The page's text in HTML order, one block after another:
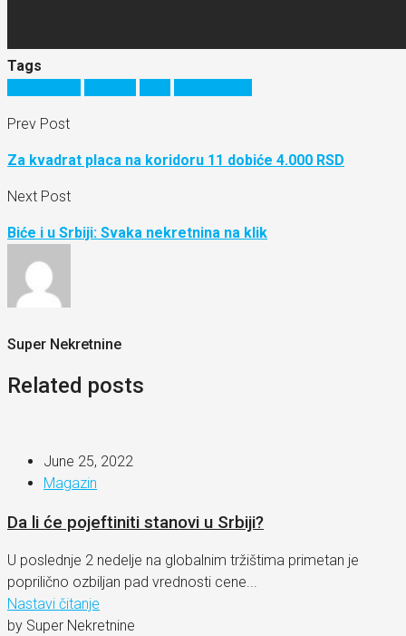
Tags
Prev Post
Za kvadrat placa na koridoru 11 dobiće 4.000 RSD
Next Post
Biće i u Srbiji: Svaka nekretnina na klik
Super Nekretnine
Related posts
June 25, 2022
Magazin
Da li će pojeftiniti stanovi u Srbiji?
U poslednje 2 nedelje na globalnim tržištima primetan je
poprilično ozbiljan pad vrednosti cene...
Nastavi čitanje
by Super Nekretnine